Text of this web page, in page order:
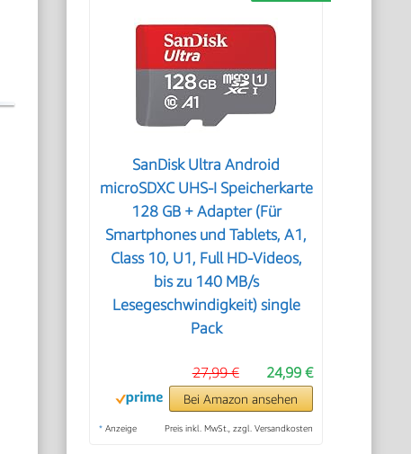
SanDisk Ultra Android
microSDXC UHS-I Speicherkarte
128 GB + Adapter (Für
Smartphones und Tablets, A1,
Class 10, U1, Full HD-Videos,
bis zu 140 MB/s
Lesegeschwindigkeit) single
Pack
24,99 €
27,99 €
Bei Amazon ansehen
* Anzeige Preis inkl. MwSt., zzgl. Versandkosten